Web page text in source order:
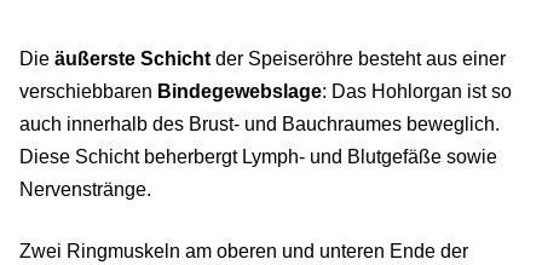
Die äußerste Schicht der Speiseröhre besteht aus einer
verschiebbaren Bindegewebslage: Das Hohlorgan ist so
auch innerhalb des Brust- und Bauchraumes beweglich.
Diese Schicht beherbergt Lymph- und Blutgefäße sowie
Nervenstränge.
Zwei Ringmuskeln am oberen und unteren Ende der